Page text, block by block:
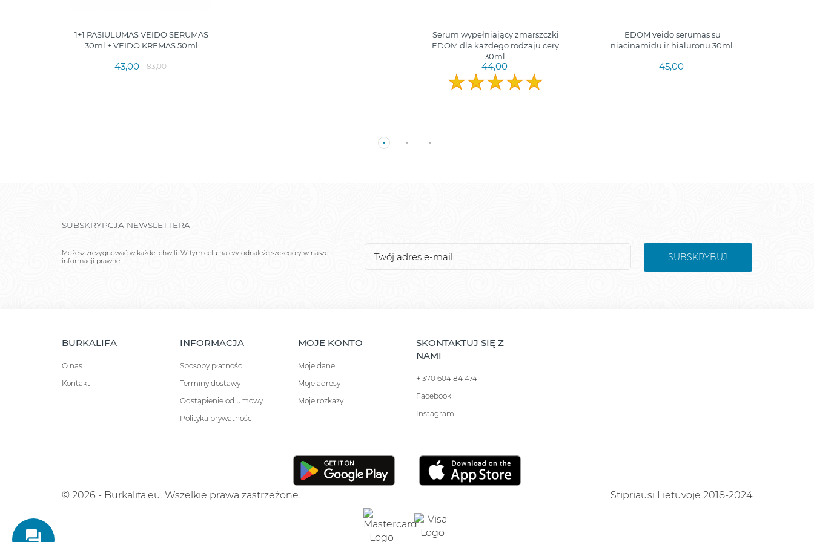
1+1 PASIŪLUMAS VEIDO SERUMAS
30ml + VEIDO KREMAS 50ml
43,00 83,00
Serum wypełniający zmarszczki
EDOM dla każdego rodzaju cery
30ml.
44,00
EDOM veido serumas su
niacinamidu ir hialuronu 30ml.
45,00
SUBSKRYPCJA NEWSLETTERA
Możesz zrezygnować w każdej chwili. W tym celu należy odnaleźć szczegóły w naszej
informacji prawnej.
SUBSKRYBUJ
BURKALIFA
O nas
Kontakt
INFORMACJA
Sposoby płatności
Terminy dostawy
Odstąpienie od umowy
Polityka prywatności
MOJE KONTO
Moje dane
Moje adresy
Moje rozkazy
SKONTAKTUJ SIĘ Z
NAMI
+ 370 604 84 474
Facebook
Instagram
© 2026 - Burkalifa.eu. Wszelkie prawa zastrzeżone. Stipriausi Lietuvoje 2018-2024